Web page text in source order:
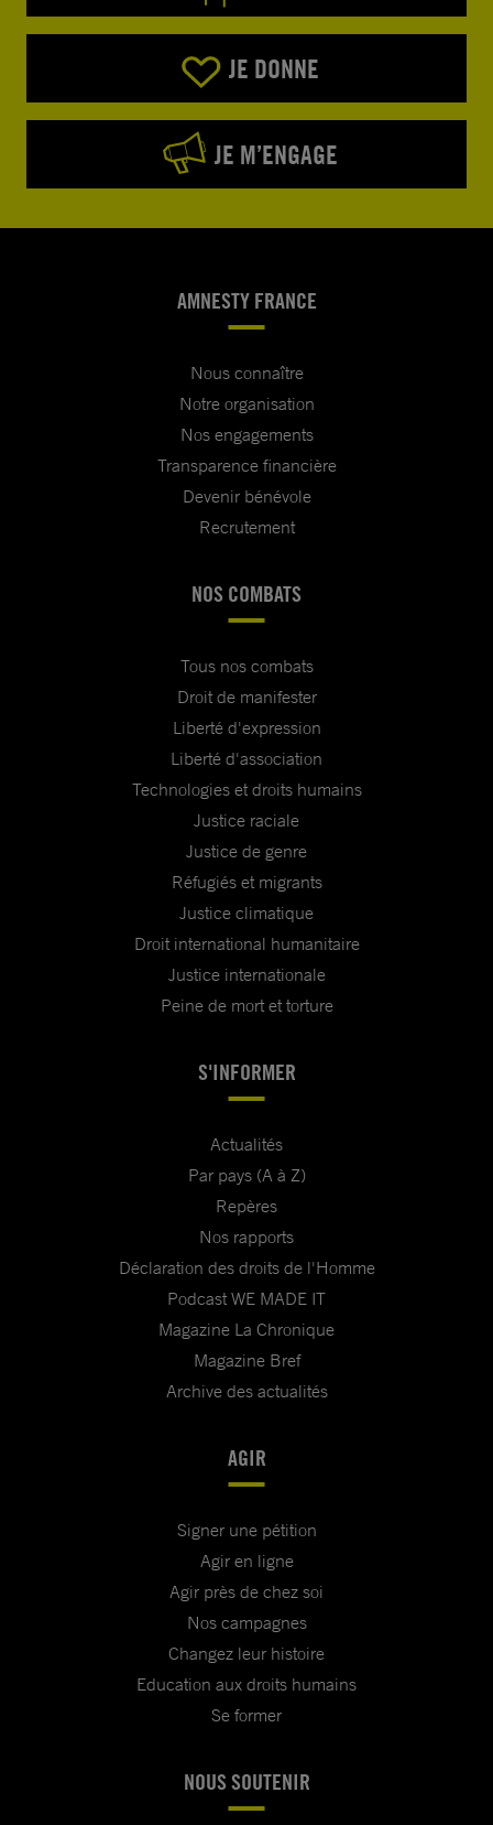
JE DONNE
JE M’ENGAGE
AMNESTY FRANCE
Nous connaître
Notre organisation
Nos engagements
Transparence financière
Devenir bénévole
Recrutement
NOS COMBATS
Tous nos combats
Droit de manifester
Liberté d'expression
Liberté d'association
Technologies et droits humains
Justice raciale
Justice de genre
Réfugiés et migrants
Justice climatique
Droit international humanitaire
Justice internationale
Peine de mort et torture
S'INFORMER
Actualités
Par pays (A à Z)
Repères
Nos rapports
Déclaration des droits de l'Homme
Podcast WE MADE IT
Magazine La Chronique
Magazine Bref
Archive des actualités
AGIR
Signer une pétition
Agir en ligne
Agir près de chez soi
Nos campagnes
Changez leur histoire
Education aux droits humains
Se former
NOUS SOUTENIR